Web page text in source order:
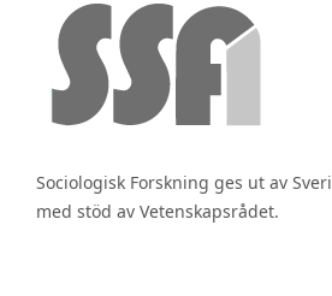
Sociologisk Forskning ges ut av
med stöd av Vetenskapsrådet.